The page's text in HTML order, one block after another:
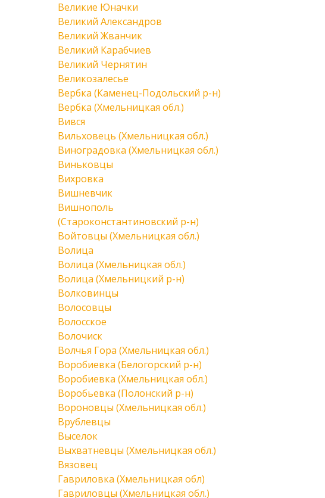
Великие Юначки
Великий Александров
Великий Жванчик
Великий Карабчиев
Великий Чернятин
Великозалесье
Вербка (Каменец-Подольский р-н)
Вербка (Хмельницкая обл.)
Вився
Вильховець (Хмельницкая обл.)
Виноградовка (Хмельницкая обл.)
Виньковцы
Вихровка
Вишневчик
Вишнополь
(Староконстантиновский р-н)
Войтовцы (Хмельницкая обл.)
Волица
Волица (Хмельницкая обл.)
Волица (Хмельницкий р-н)
Волковинцы
Волосовцы
Волосское
Волочиск
Волчья Гора (Хмельницкая обл.)
Воробиевка (Белогорский р-н)
Воробиевка (Хмельницкая обл.)
Воробьевка (Полонский р-н)
Вороновцы (Хмельницкая обл.)
Врублевцы
Выселок
Выхватневцы (Хмельницкая обл.)
Вязовец
Гавриловка (Хмельницкая обл)
Гавриловцы (Хмельницкая обл.)